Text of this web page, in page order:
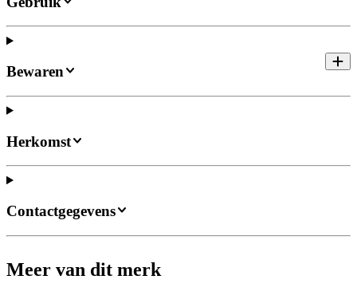
Bewaren
Herkomst
Contactgegevens
Meer van dit merk